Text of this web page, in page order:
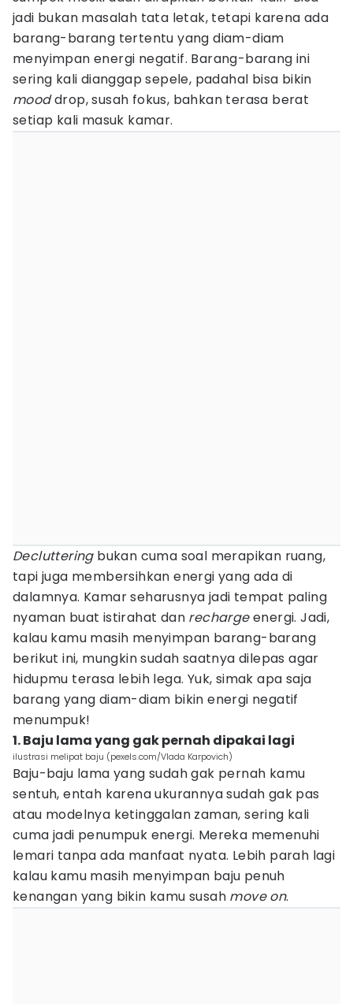
jadi bukan masalah tata letak, tetapi karena ada
barang-barang tertentu yang diam-diam
menyimpan energi negatif. Barang-barang ini
sering kali dianggap sepele, padahal bisa bikin
mooddrop, susah fokus, bahkan terasa berat
setiap kali masuk kamar.
Decluttering bukan cuma soal merapikan ruang,
tapi juga membersihkan energi yang ada di
dalamnya. Kamar seharusnya jadi tempat paling
nyaman buat istirahat dan rechargeenergi. Jadi,
kalau kamu masih menyimpan barang-barang
berikut ini, mungkin sudah saatnya dilepas agar
hidupmu terasa lebih lega. Yuk, simak apa saja
barang yang diam-diam bikin energi negatif
menumpuk!
1. Baju lama yang gak pernah dipakai lagi
ilustrasi melipat baju (pexels.com/Vlada Karpovich)
Baju-baju lama yang sudah gak pernah kamu
sentuh, entah karena ukurannya sudah gak pas
atau modelnya ketinggalan zaman, sering kali
cuma jadi penumpuk energi. Mereka memenuhi
lemari tanpa ada manfaat nyata. Lebih parah lagi
kalau kamu masih menyimpan baju penuh
kenangan yang bikin kamu susah move on.